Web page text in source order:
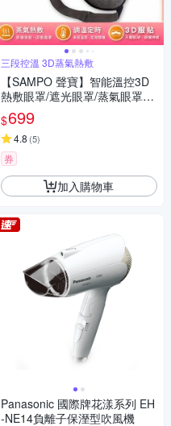
三段控溫 3D蒸氣熱敷
【SAMPO 聲寶】智能溫控3D
熱敷眼罩/遮光眼罩/蒸氣眼罩(H
Q-Z21Y3L)
$699
4.8 (5)
券
加入購物車
Panasonic 國際牌花漾系列 EH
-NE14負離子保溼型吹風機